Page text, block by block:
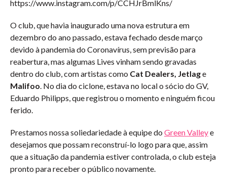
https://www.instagram.com/p/CCHJrBmlKns/
O club, que havia inaugurado uma nova estrutura em
dezembro do ano passado, estava fechado desde março
devido à pandemia do Coronavírus, sem previsão para
reabertura, mas algumas Lives vinham sendo gravadas
dentro do club, com artistas como Cat Dealers, Jetlage
Malifoo. No dia do ciclone, estava no local o sócio do GV,
Eduardo Philipps, que registrou o momento e ninguém ficou
ferido.
Prestamos nossa soliedariedade à equipe do Green Valleye
desejamos que possam reconstruí-lo logo para que, assim
que a situação da pandemia estiver controlada, o club esteja
pronto para receber o público novamente.